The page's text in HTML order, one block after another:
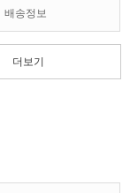
배송정보
더보기